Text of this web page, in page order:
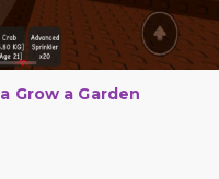
Grow a Garden